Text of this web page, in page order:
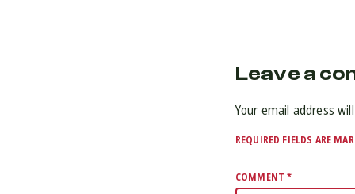
Leave a
Your email address
REQUIRED FIELDS ARE
COMMENT*